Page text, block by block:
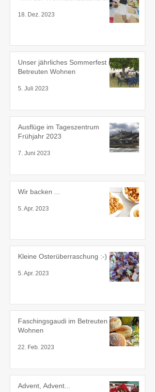
18. Dez. 2023
Unser jährliches Sommerfest im
Betreuten Wohnen
5. Juli 2023
Ausflüge im Tageszentrum
Frühjahr 2023
7. Juni 2023
Wir backen ...
5. Apr. 2023
Kleine Osterüberraschung :-)
5. Apr. 2023
Faschingsgaudi im Betreuten
Wohnen
22. Feb. 2023
Advent, Advent...